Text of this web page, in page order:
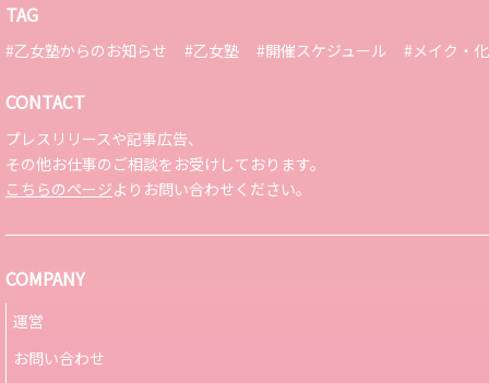
TAG
#乙女塾からのお知らせ #乙女塾 #開催スケジュール #メイク・
CONTACT
プレスリリースや記事広告、
その他お仕事のご相談をお受けしております。
こちらのページよりお問い合わせください。
COMPANY
運営
お問い合わせ